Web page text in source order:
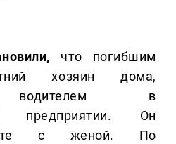
что погибшим
хозяин дома,
водителем в
предприятии. Он
с женой. По